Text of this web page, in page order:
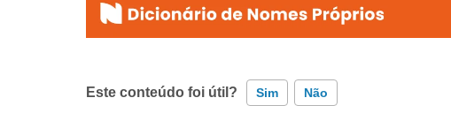
Este conteúdo foi útil? Sim Não